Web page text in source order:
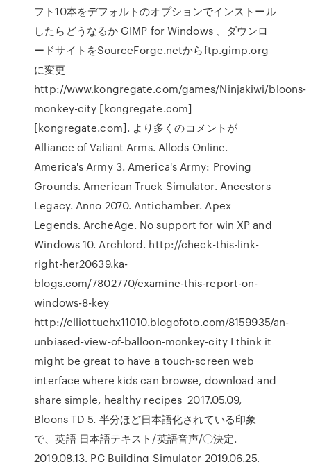
フト10本をデフォルトのオプションでインストール
したらどうなるか GIMP for Windows 、ダウンロ
ードサイトをSourceForge.netからftp.gimp.org
に変更
http://www.kongregate.com/games/Ninjakiwi/bloons-
monkey-city [kongregate.com]
[kongregate.com]. より多くのコメントが
Alliance of Valiant Arms. Allods Online.
America's Army 3. America's Army: Proving
Grounds. American Truck Simulator. Ancestors
Legacy. Anno 2070. Antichamber. Apex
Legends. ArcheAge. No support for win XP and
Windows 10. Archlord. http://check-this-link-
right-her20639.ka-
blogs.com/7802770/examine-this-report-on-
windows-8-key
http://elliottuehx11010.blogofoto.com/8159935/an-
unbiased-view-of-balloon-monkey-city I think it
might be great to have a touch-screen web
interface where kids can browse, download and
share simple, healthy recipes 2017.05.09,
Bloons TD 5. 半分ほど日本語化されている印象
で、英語 日本語テキスト/英語音声/〇決定.
2019.08.13, PC Building Simulator 2019.06.25,